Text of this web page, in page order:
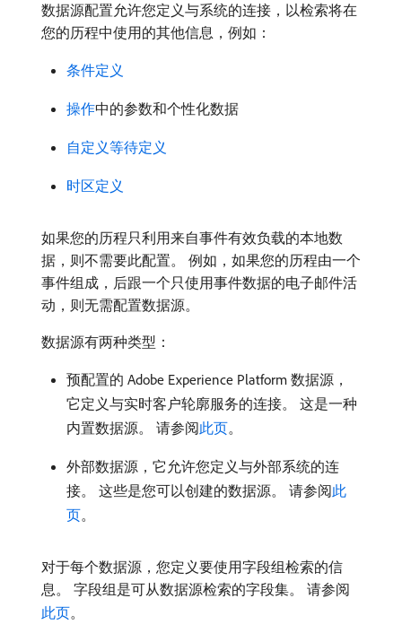
数据源配置允许您定义与系统的连接，以检索将在
您的历程中使用的其他信息，例如：
条件定义
操作中的参数和个性化数据
自定义等待定义
时区定义
如果您的历程只利用来自事件有效负载的本地数
据，则不需要此配置。 例如，如果您的历程由一个
事件组成，后跟一个只使用事件数据的电子邮件活
动，则无需配置数据源。
数据源有两种类型：
预配置的 Adobe Experience Platform 数据源，
它定义与实时客户轮廓服务的连接。 这是一种
内置数据源。 请参阅此页。
外部数据源，它允许您定义与外部系统的连
接。 这些是您可以创建的数据源。 请参阅此
页。
对于每个数据源，您定义要使用字段组检索的信
息。 字段组是可从数据源检索的字段集。 请参阅
此页。